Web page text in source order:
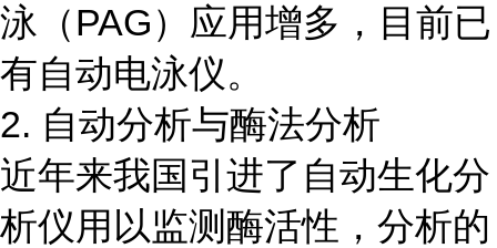
泳（PAG）应用增多，目前已
有自动电泳仪。
2. 自动分析与酶法分析
近年来我国引进了自动生化分
析仪用以监测酶活性，分析的